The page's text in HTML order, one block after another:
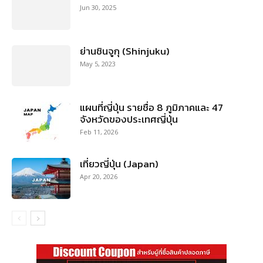
Jun 30, 2025
ย่านชินจูกุ (Shinjuku)
May 5, 2023
แผนที่ญี่ปุ่น รายชื่อ 8 ภูมิภาคและ 47
จังหวัดของประเทศญี่ปุ่น
Feb 11, 2026
เที่ยวญี่ปุ่น (Japan)
Apr 20, 2026